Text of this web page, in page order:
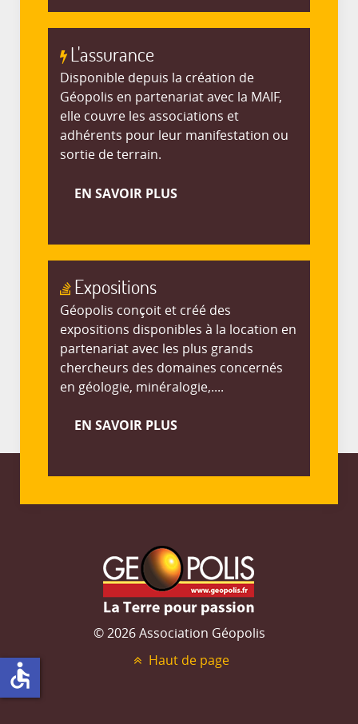
L'assurance
Disponible depuis la création de
Géopolis en partenariat avec la MAIF,
elle couvre les associations et
adhérents pour leur manifestation ou
sortie de terrain.
EN SAVOIR PLUS
Expositions
Géopolis conçoit et créé des
expositions disponibles à la location en
partenariat avec les plus grands
chercheurs des domaines concernés
en géologie, minéralogie,....
EN SAVOIR PLUS
© 2026 Association Géopolis
Haut de page
accessible